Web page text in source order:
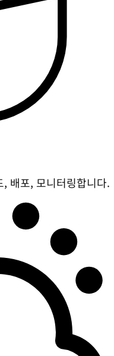
배포, 모니터링합니다.